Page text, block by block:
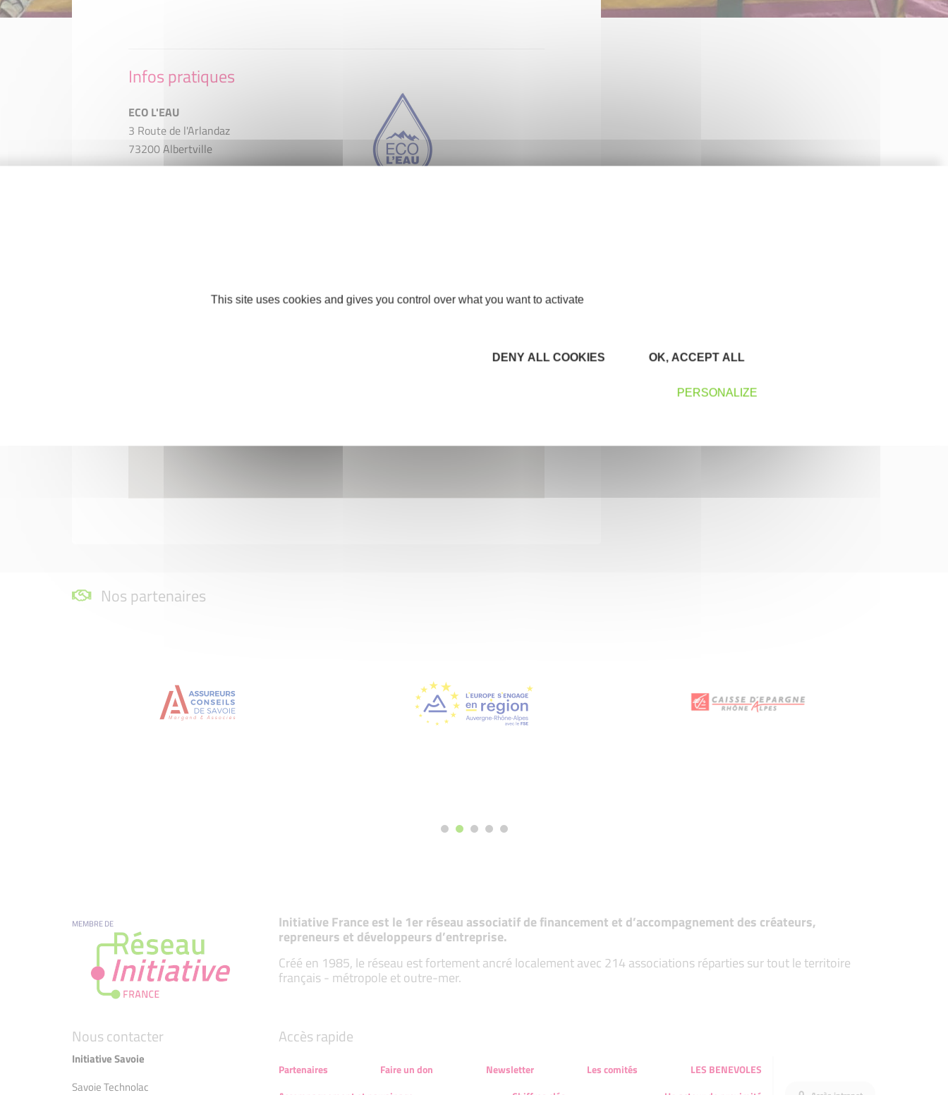
Infos pratiques
ECO L'EAU
3 Route de l'Arlandaz
73200 Albertville
Nos partenaires
MEMBRE DE Initiative France est le 1er réseau associatif de financement et d’accompagnement des créateurs,
repreneurs et développeurs d’entreprise.
Créé en 1985, le réseau est fortement ancré localement avec 214 associations réparties sur tout le territoire
français - métropole et outre-mer.
Nous contacter
Initiative Savoie
Savoie Technolac
Accès rapide
Partenaires Faire un don Newsletter Les comités
LES BENEVOLES
This site uses cookies and gives you control over what you want to activate
OK, ACCEPT ALL
DENY ALL COOKIES
PERSONALIZE